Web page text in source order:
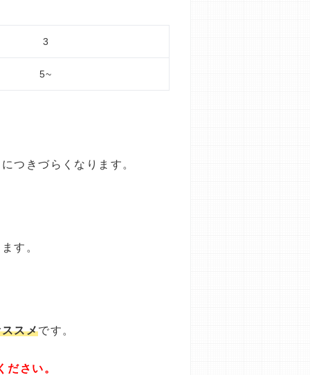
3
5~
つきづらくなります。
す。
スメです。
さい。